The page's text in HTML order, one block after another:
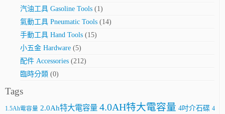
汽油工具 Gasoline Tools (1)
氣動工具 Pneumatic Tools (14)
手動工具 Hand Tools (15)
小五金 Hardware (5)
配件 Accessories (212)
臨時分類 (0)
Tags
1.5Ah電容量 2.0Ah特大電容量 4.0AH特大電容量 4吋介石碟 4